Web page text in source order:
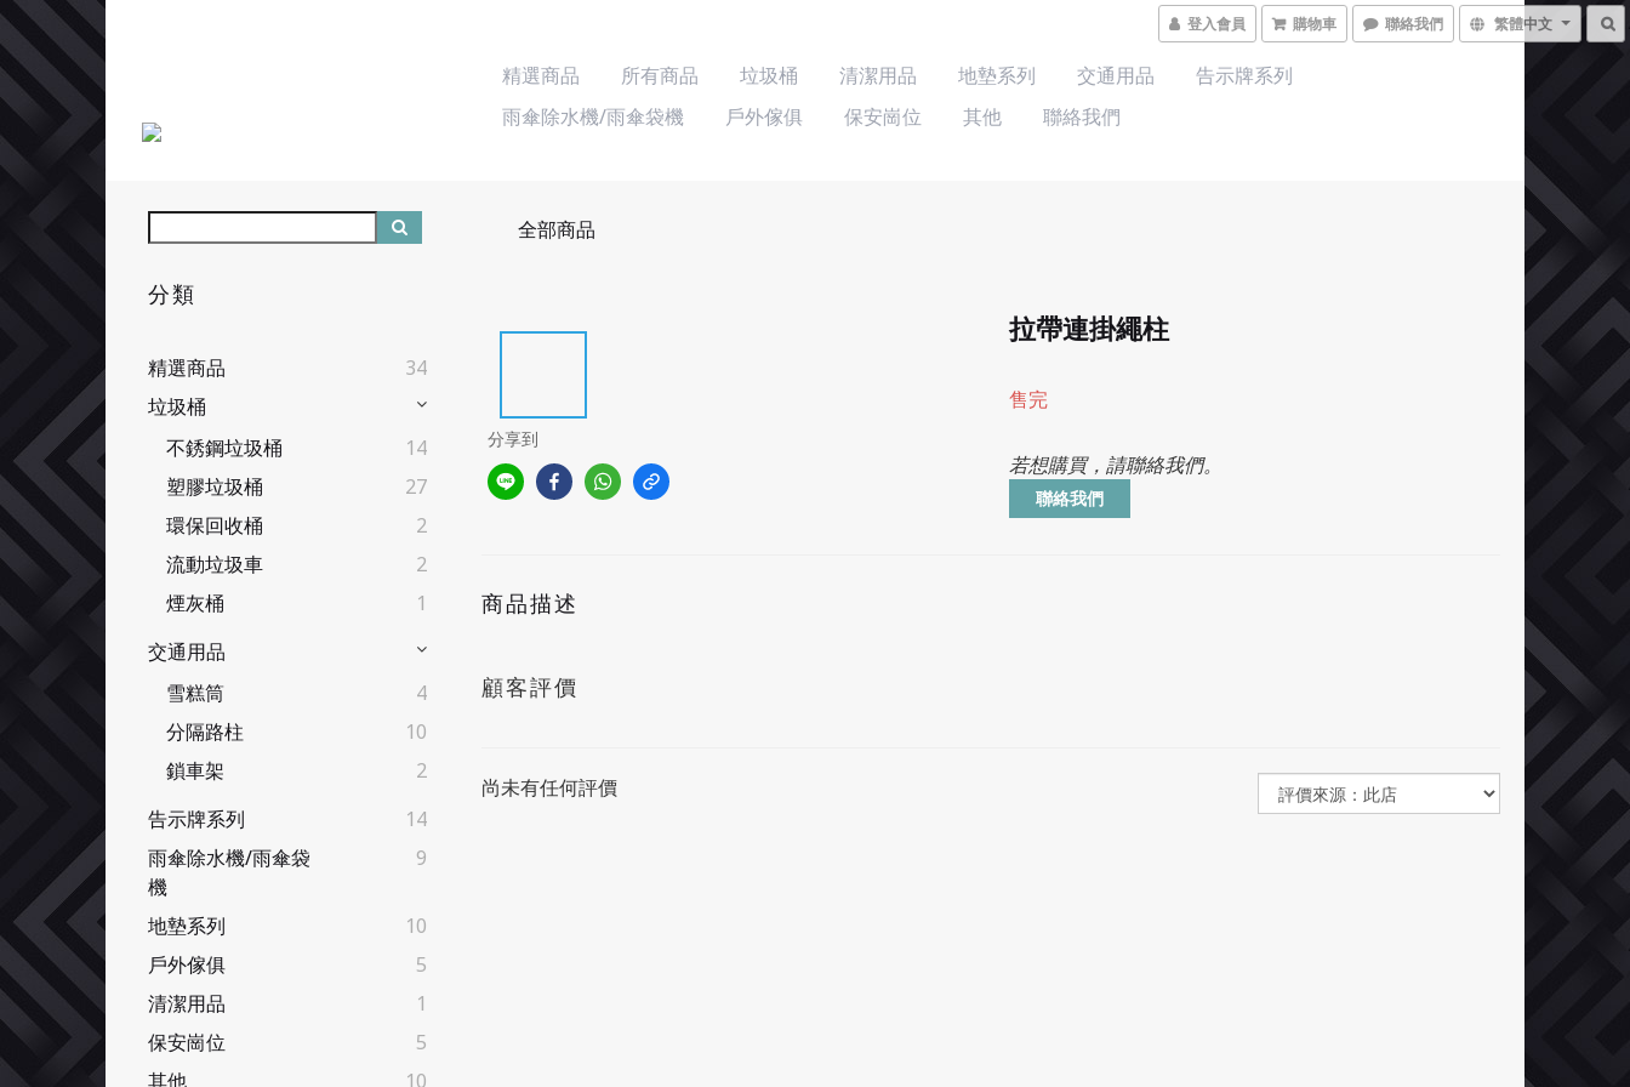
登入會員 購物車 聯絡我們 繁體中文
精選商品 所有商品 垃圾桶 清潔用品 地墊系列 交通用品
告示牌系列
雨傘除水機/雨傘袋機
戶外傢俱 保安崗位 其他 聯絡我們
分類
精選商品
34
垃圾桶
不銹鋼垃圾桶
14
塑膠垃圾桶
27
環保回收桶
2
流動垃圾車
2
煙灰桶
1
交通用品
雪糕筒
4
分隔路柱
10
鎖車架
2
告示牌系列
14
雨傘除水機/雨傘袋
機
9
地墊系列
10
戶外傢俱
5
清潔用品
1
保安崗位
5
其他
10
全部商品
分享到
拉帶連掛繩柱
售完
若想購買，請聯絡我們。
聯絡我們
商品描述
顧客評價
尚未有任何評價